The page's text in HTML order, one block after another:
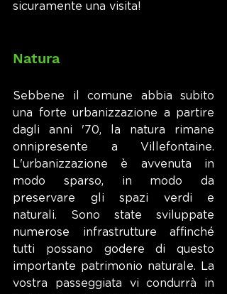
sicuramente una visita!
Natura
Sebbene il comune abbia subito
una forte urbanizzazione a partire
dagli anni '70, la natura rimane
onnipresente a Villefontaine.
L'urbanizzazione è avvenuta in
modo sparso, in modo da
preservare gli spazi verdi e
naturali. Sono state sviluppate
numerose infrastrutture affinché
tutti possano godere di questo
importante patrimonio naturale. La
vostra passeggiata vi condurrà in